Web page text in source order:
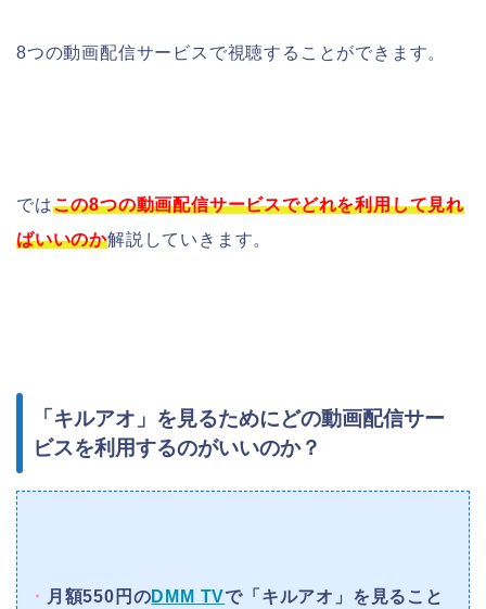
8つの動画配信サービスで視聴することができます。
ではこの8つの動画配信サービスでどれを利用して見れ
ばいいのか解説していきます。
「キルアオ」を見るためにどの動画配信サー
ビスを利用するのがいいのか？
・ 月額550円のDMM TVで「キルアオ」を見ること